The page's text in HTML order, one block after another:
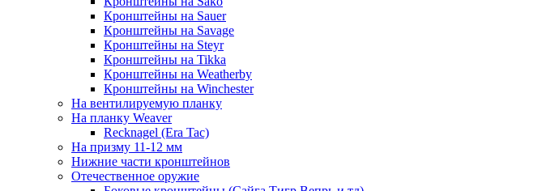
Кронштейны на Sauer
Кронштейны на Savage
Кронштейны на Steyr
Кронштейны на Tikka
Кронштейны на Weatherby
Кронштейны на Winchester
На вентилируемую планку
На планку Weaver
Recknagel (Era Tac)
На призму 11-12 мм
Нижние части кронштейнов
Отечественное оружие